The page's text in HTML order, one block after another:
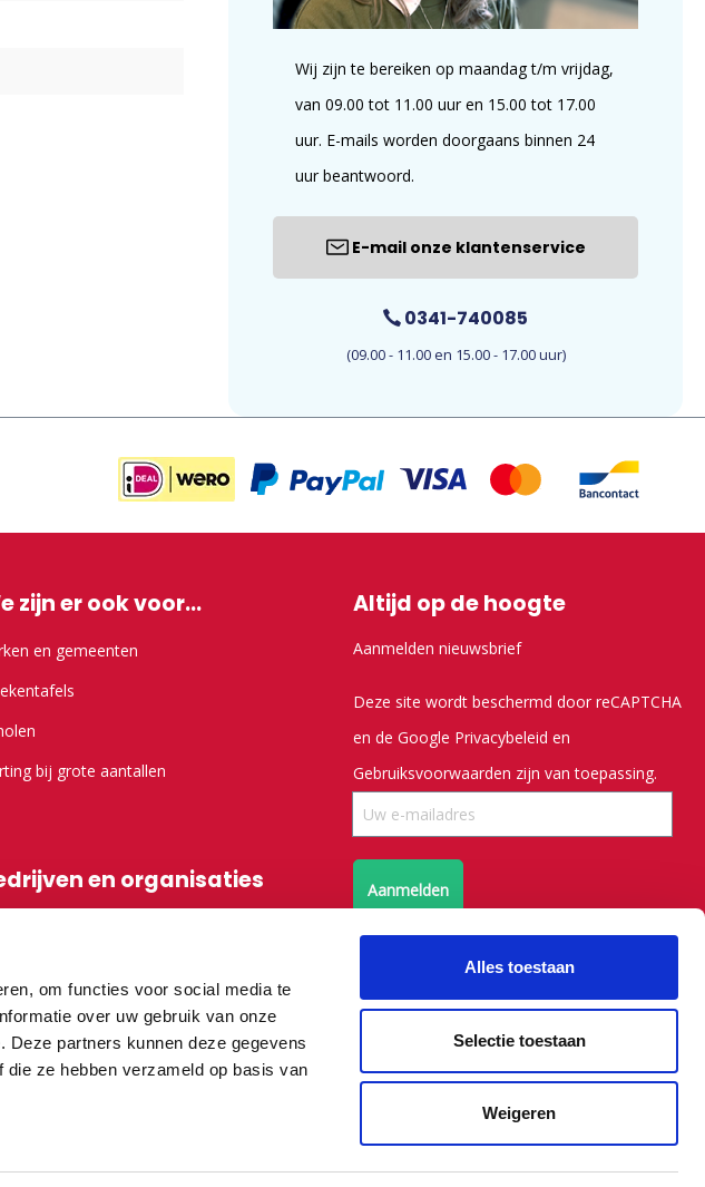
om functies voor social media te
over uw gebruik van onze
partners kunnen deze gegevens
ze hebben verzameld op basis van
Alles toestaan
Selectie toestaan
Weigeren
Wij zijn te bereiken op maandag t/m vrijdag,
van 09.00 tot 11.00 uur en 15.00 tot 17.00
uur. E-mails worden doorgaans binnen 24
uur beantwoord.
E-mail onze klantenservice
0341-740085
(09.00 - 11.00 en 15.00 - 17.00 uur)
zijn er ook voor...
en gemeenten
bij grote aantallen
en organisaties
Altijd op de hoogte
Aanmelden nieuwsbrief
Deze site wordt beschermd door reCAPTCHA
en de Google Privacybeleid en
Gebruiksvoorwaarden zijn van toepassing.
Aanmelden
Volg ons op X
Volg ons op facebook